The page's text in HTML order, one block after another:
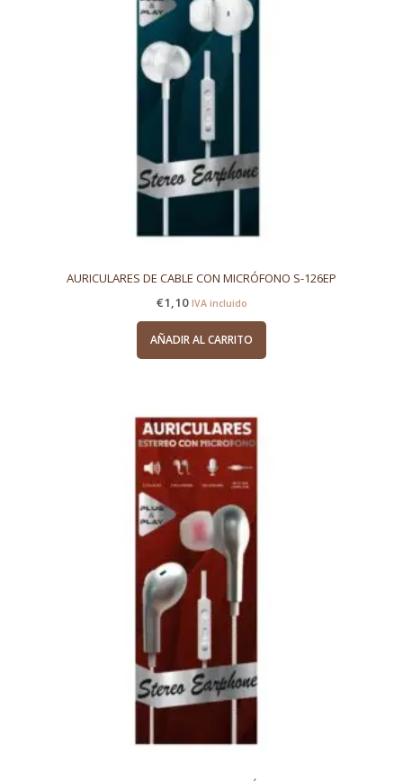
AURICULARES DE CABLE CON MICRÓFONO S-126EP
€1,10 IVA incluido
AÑADIR AL CARRITO